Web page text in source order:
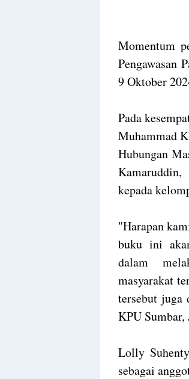
Momentum
Pengawasan
9 Oktober
Pada
Muhammad
Hubungan
kepada
"Harapan
buku ini
dalam
masyarakat
tersebut juga
KPU Sumbar,
Lolly
sebagai